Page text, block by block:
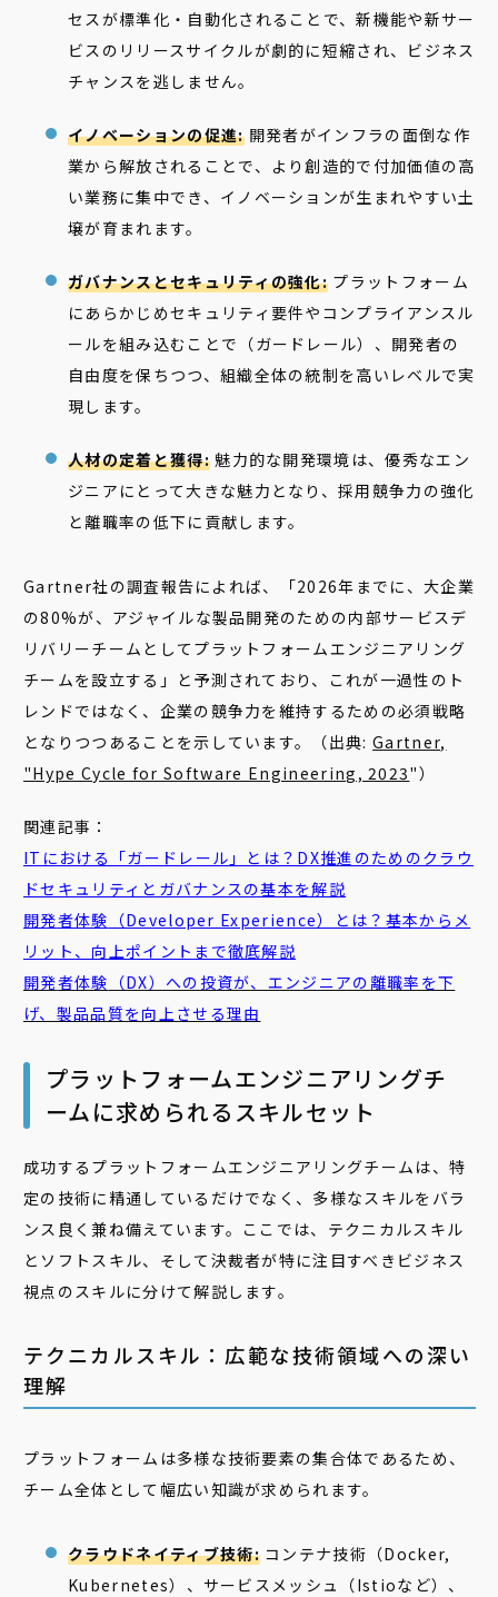
セスが標準化・自動化されることで、新機能や新サー
ビスのリリースサイクルが劇的に短縮され、ビジネス
チャンスを逃しません。
イノベーションの促進:開発者がインフラの面倒な作
業から解放されることで、より創造的で付加価値の高
い業務に集中でき、イノベーションが生まれやすい土
壌が育まれます。
ガバナンスとセキュリティの強化: プラットフォーム
にあらかじめセキュリティ要件やコンプライアンスル
ールを組み込むことで（ガードレール）、開発者の
自由度を保ちつつ、組織全体の統制を高いレベルで実
現します。
人材の定着と獲得:魅力的な開発環境は、優秀なエン
ジニアにとって大きな魅力となり、採用競争力の強化
と離職率の低下に貢献します。
Gartner社の調査報告によれば、「2026年までに、大企業
の80%が、アジャイルな製品開発のための内部サービスデ
リバリーチームとしてプラットフォームエンジニアリング
チームを設立する」と予測されており、これが一過性のト
レンドではなく、企業の競争力を維持するための必須戦略
となりつつあることを示しています。（出典:Gartner,
"Hype Cycle for Software Engineering, 2023"）
関連記事：
ITにおける「ガードレール」とは？DX推進のためのクラウ
ドセキュリティとガバナンスの基本を解説
開発者体験 （Developer Experience）とは？基本からメ
リット、向上ポイントまで徹底解説
開発者体験 （DX）への投資が、エンジニアの離職率を下
げ、製品品質を向上させる理由
プラットフォームエンジニアリングチ
ームに求められるスキルセット
成功するプラットフォームエンジニアリングチームは、特
定の技術に精通しているだけでなく、多様なスキルをバラ
ンス良く兼ね備えています。ここでは、テクニカルスキル
とソフトスキル、そして決裁者が特に注目すべきビジネス
視点のスキルに分けて解説します。
テクニカルスキル：広範な技術領域への深い
理解
プラットフォームは多様な技術要素の集合体であるため、
チーム全体として幅広い知識が求められます。
クラウドネイティブ技術:コンテナ技術（Docker,
Kubernetes）、サービスメッシュ（Istioなど）、